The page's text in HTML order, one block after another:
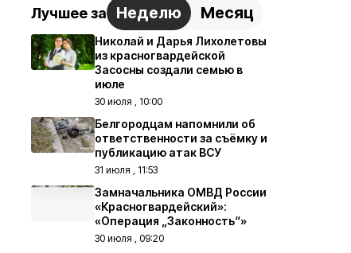
Лучшее за Неделю Месяц
Николай и Дарья Лихолетовы
из красногвардейской
Засосны создали семью в
июле
30 июля , 10:00
Белгородцам напомнили об
ответственности за съёмку и
публикацию атак ВСУ
31 июля , 11:53
Замначальника ОМВД России
«Красногвардейский»:
«Операция „Законность“»
30 июля , 09:20